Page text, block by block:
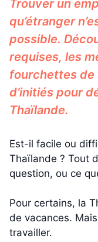
Trouver un
qu’étranger
possible.
requises, les
fourchettes de
d’initiés pour
Thaïlande.
Est-il facile ou
Thaïlande ? Tout
question, ou ce
Pour certains, la
de vacances.
travailler.